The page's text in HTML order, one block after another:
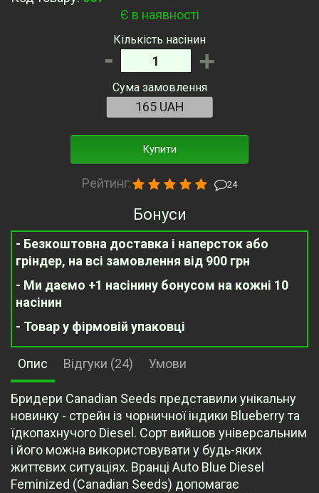
Є в наявності
Кількість насінин
- +
Сума замовлення
Купити
Рейтинг: 24
Бонуси
- Безкоштовна доставка і наперсток або
гріндер, на всі замовлення від 900 грн
- Ми даємо +1 насінину бонусом на кожні 10
насінин
- Товар у фірмовій упаковці
Опис Відгуки (24) Умови
Бридери Canadian Seeds представили унікальну
новинку - стрейн із чорничної індики Blueberry та
їдкопахнучого Diesel. Сорт вийшов універсальним
і його можна використовувати у будь-яких
життєвих ситуаціях. Вранці Auto Blue Diesel
Feminized (Canadian Seeds) допомагає